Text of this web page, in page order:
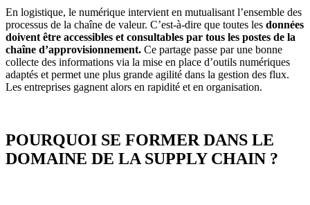
En logistique, le numérique intervient en mutualisant l’ensemble des
processus de la chaîne de valeur. C’est-à-dire que toutes les données
doivent être accessibles et consultables par tous les postes de la
chaîne d’approvisionnement. Ce partage passe par une bonne
collecte des informations via la mise en place d’outils numériques
adaptés et permet une plus grande agilité dans la gestion des flux.
Les entreprises gagnent alors en rapidité et en organisation.
POURQUOI SE FORMER DANS LE
DOMAINE DE LA SUPPLY CHAIN ?